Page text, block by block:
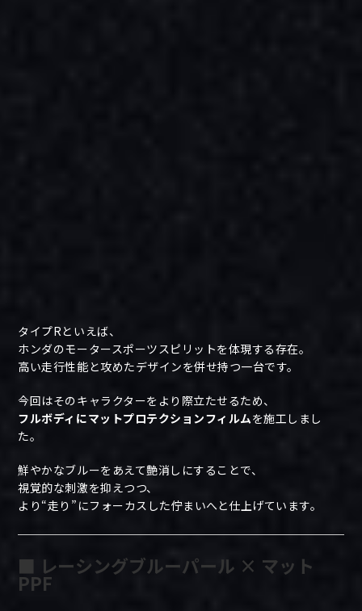
タイプRといえば、
ホンダのモータースポーツスピリットを体現する存在。
高い走行性能と攻めたデザインを併せ持つ一台です。
今回はそのキャラクターをより際立たせるため、
フルボディにマットプロテクションフィルムを施工しまし
た。
鮮やかなブルーをあえて艶消しにすることで、
視覚的な刺激を抑えつつ、
より“走り”にフォーカスした佇まいへと仕上げています。
■ レーシングブルーパール × マット
PPF